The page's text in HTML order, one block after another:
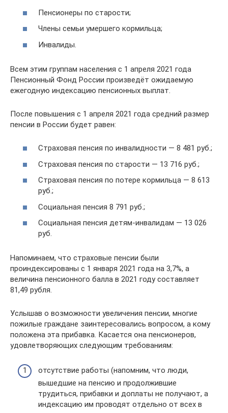
Пенсионеры по старости;
Члены семьи умершего кормильца;
Инвалиды.
Всем этим группам населения с 1 апреля 2021 года
Пенсионный Фонд России произведёт ожидаемую
ежегодную индексацию пенсионных выплат.
После повышения с 1 апреля 2021 года средний размер
пенсии в России будет равен:
Страховая пенсия по инвалидности — 8 481 руб.;
Страховая пенсия по старости — 13 716 руб.;
Страховая пенсия по потере кормильца — 8 613
руб.;
Социальная пенсия 8 791 руб.;
Социальная пенсия детям-инвалидам — 13 026
руб.
Напоминаем, что страховые пенсии были
проиндексированы с 1 января 2021 года на 3,7%, а
величина пенсионного балла в 2021 году составляет
81,49 рубля.
Услышав о возможности увеличения пенсии, многие
пожилые граждане заинтересовались вопросом, а кому
положена эта прибавка. Касается она пенсионеров,
удовлетворяющих следующим требованиям:
отсутствие работы (напомним, что люди,
вышедшие на пенсию и продолжившие
трудиться, прибавки и доплаты не получают, а
индексацию им проводят отдельно от всех в